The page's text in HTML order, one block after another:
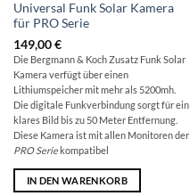
Universal Funk Solar Kamera
für PRO Serie
149,00€
Die Bergmann & Koch Zusatz Funk Solar
Kamera verfügt über einen
Lithiumspeicher mit mehr als 5200mh.
Die digitale Funkverbindung sorgt für ein
klares Bild bis zu 50 Meter Entfernung.
Diese Kamera ist mit allen Monitoren der
PRO Seriekompatibel
IN DEN WARENKORB